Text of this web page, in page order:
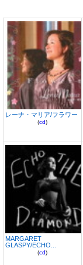
レーナ・マリア/フラワー
(cd)
MARGARET
GLASPY/ECHO...
(cd)